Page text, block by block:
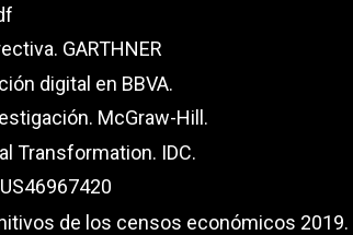
GARTHNER
digital en BBVA.
McGraw-Hill.
Transformation. IDC.
de los censos económicos 2019.